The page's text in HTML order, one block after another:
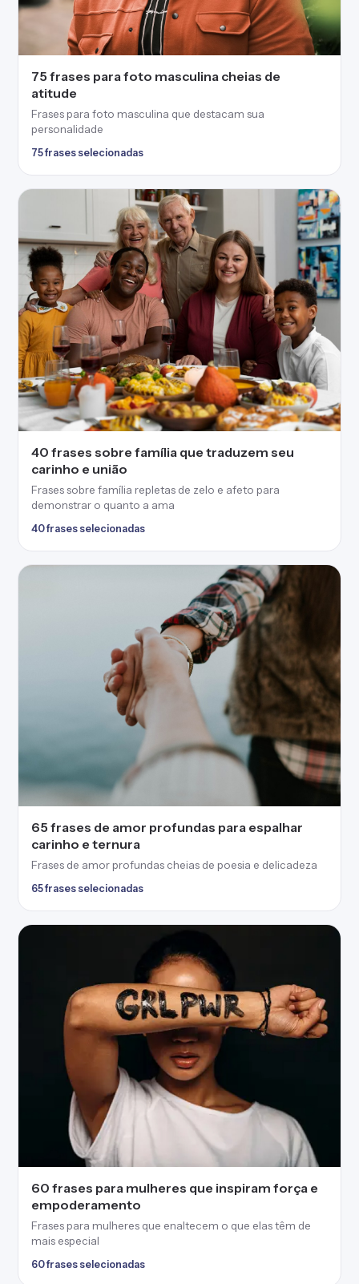
75 frases para foto masculina cheias de
atitude
Frases para foto masculina que destacam sua
personalidade
75 frases selecionadas
40 frases sobre família que traduzem seu
carinho e união
Frases sobre família repletas de zelo e afeto para
demonstrar o quanto a ama
40 frases selecionadas
65 frases de amor profundas para espalhar
carinho e ternura
Frases de amor profundas cheias de poesia e delicadeza
65 frases selecionadas
60 frases para mulheres que inspiram força e
empoderamento
Frases para mulheres que enaltecem o que elas têm de
mais especial
60 frases selecionadas